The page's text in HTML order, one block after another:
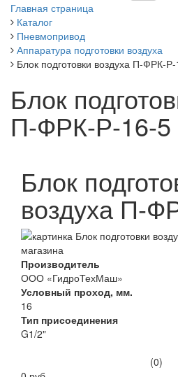
Главная страница
Каталог
Пневмопривод
Аппаратура подготовки воздуха
Блок подготовки воздуха П-ФРК-
Блок
П-ФРК-Р-16-5
Блок
воздуха П-
Производитель
ООО «ГидроТехМаш»
Условный проход, мм.
16
Тип присоединения
G1/2"
(0)